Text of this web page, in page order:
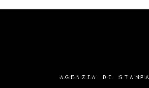
AGENZIA DI STAMPA